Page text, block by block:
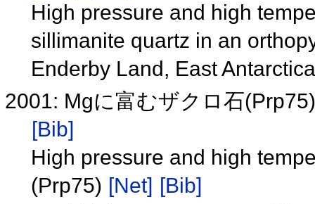
High pressure and high
sillimanite quartz in an
Enderby Land, East
2001: Mgに富むザクロ石
[Bib]
High pressure and high
(Prp75) [Net] [Bib]